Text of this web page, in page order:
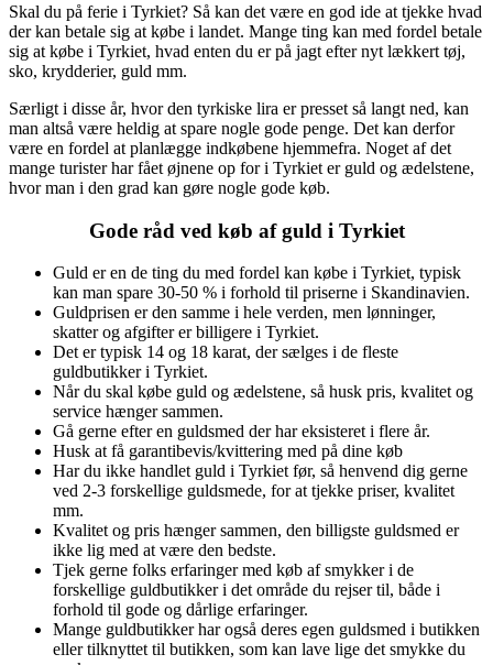
Skal du på ferie i Tyrkiet? Så kan det være en god ide at tjekke hvad
der kan betale sig at købe i landet. Mange ting kan med fordel betale
sig at købe i Tyrkiet, hvad enten du er på jagt efter nyt lækkert tøj,
sko, krydderier, guld mm.
Særligt i disse år, hvor den tyrkiske lira er presset så langt ned, kan
man altså være heldig at spare nogle gode penge. Det kan derfor
være en fordel at planlægge indkøbene hjemmefra. Noget af det
mange turister har fået øjnene op for i Tyrkiet er guld og ædelstene,
hvor man i den grad kan gøre nogle gode køb.
Gode råd ved køb af guld i Tyrkiet
Guld er en de ting du med fordel kan købe i Tyrkiet, typisk
kan man spare 30-50 % i forhold til priserne i Skandinavien.
Guldprisen er den samme i hele verden, men lønninger,
skatter og afgifter er billigere i Tyrkiet.
Det er typisk 14 og 18 karat, der sælges i de fleste
guldbutikker i Tyrkiet.
Når du skal købe guld og ædelstene, så husk pris, kvalitet og
service hænger sammen.
Gå gerne efter en guldsmed der har eksisteret i flere år.
Husk at få garantibevis/kvittering med på dine køb
Har du ikke handlet guld i Tyrkiet før, så henvend dig gerne
ved 2-3 forskellige guldsmede, for at tjekke priser, kvalitet
mm.
Kvalitet og pris hænger sammen, den billigste guldsmed er
ikke lig med at være den bedste.
Tjek gerne folks erfaringer med køb af smykker i de
forskellige guldbutikker i det område du rejser til, både i
forhold til gode og dårlige erfaringer.
Mange guldbutikker har også deres egen guldsmed i butikken
eller tilknyttet til butikken, som kan lave lige det smykke du